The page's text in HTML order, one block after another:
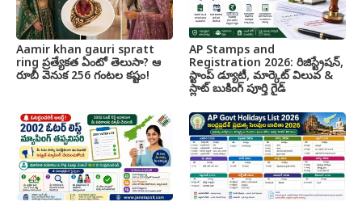
Aamir khan gauri spratt
ring ప్రత్యేకత ఏంటో తెలుసా? ఆ
రూబీ వెనుక 256 గంటల కష్టం!
AP Stamps and
Registration 2026: రిజిస్ట్రేషన్,
స్టాంప్ డ్యూటీ, మార్కెట్ విలువ &
స్లాట్ బుకింగ్ పూర్తి గైడ్